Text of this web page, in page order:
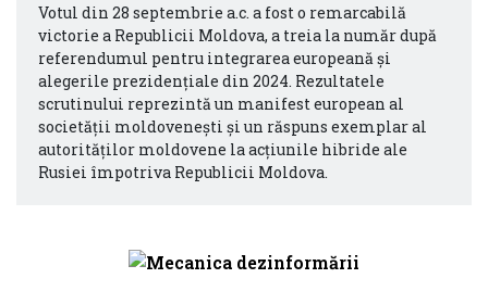
Votul din 28 septembrie a.c. a fost o remarcabilă
victorie a Republicii Moldova, a treia la număr după
referendumul pentru integrarea europeană și
alegerile prezidențiale din 2024. Rezultatele
scrutinului reprezintă un manifest european al
societății moldovenești și un răspuns exemplar al
autorităților moldovene la acțiunile hibride ale
Rusiei împotriva Republicii Moldova.